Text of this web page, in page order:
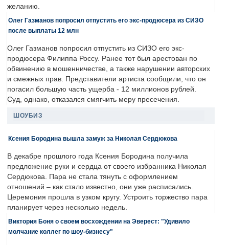
желанию.
Олег Газманов попросил отпустить его экс-продюсера из СИЗО
после выплаты 12 млн
Олег Газманов попросил отпустить из СИЗО его экс-
продюсера Филиппа Россу. Ранее тот был арестован по
обвинению в мошенничестве, а также нарушении авторских
и смежных прав. Представители артиста сообщили, что он
погасил большую часть ущерба - 12 миллионов рублей.
Суд, однако, отказался смягчить меру пресечения.
ШОУБИЗ
Ксения Бородина вышла замуж за Николая Сердюкова
В декабре прошлого года Ксения Бородина получила
предложение руки и сердца от своего избранника Николая
Сердюкова. Пара не стала тянуть с оформлением
отношений – как стало известно, они уже расписались.
Церемония прошла в узком кругу. Устроить торжество пара
планирует через несколько недель.
Виктория Боня о своем восхождении на Эверест: "Удивило
молчание коллег по шоу-бизнесу"